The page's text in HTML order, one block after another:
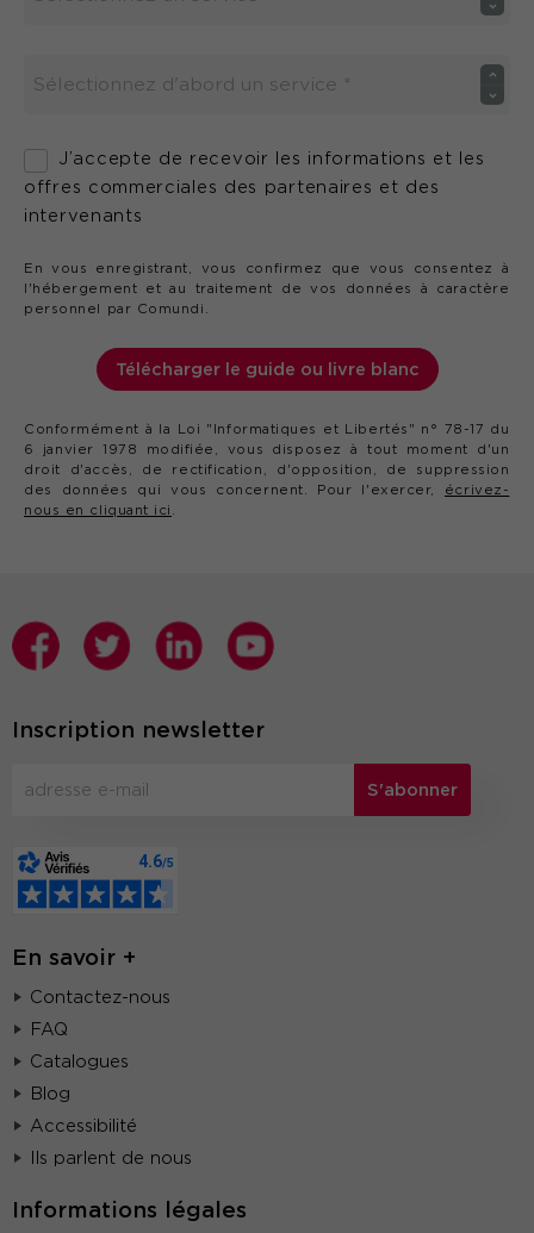
J’accepte de recevoir les informations et les
offres commerciales des partenaires et des
intervenants
En vous enregistrant, vous confirmez que vous consentez à
l'hébergement et au traitement de vos données à caractère
personnel par Comundi.
Télécharger le guide ou livre blanc
Conformément à la Loi "Informatiques et Libertés" n° 78-17 du
6 janvier 1978 modifiée, vous disposez à tout moment d'un
droit d'accès, de rectification, d'opposition, de suppression
des données qui vous concernent. Pour l'exercer, écrivez-
nous en cliquant ici .
Inscription newsletter
S'abonner
En savoir +
Contactez-nous
FAQ
Catalogues
Blog
Accessibilité
Ils parlent de nous
Informations légales